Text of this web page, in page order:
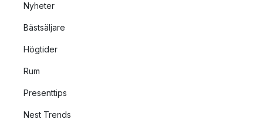
Nyheter
Bästsäljare
Högtider
Rum
Presenttips
Nest Trends